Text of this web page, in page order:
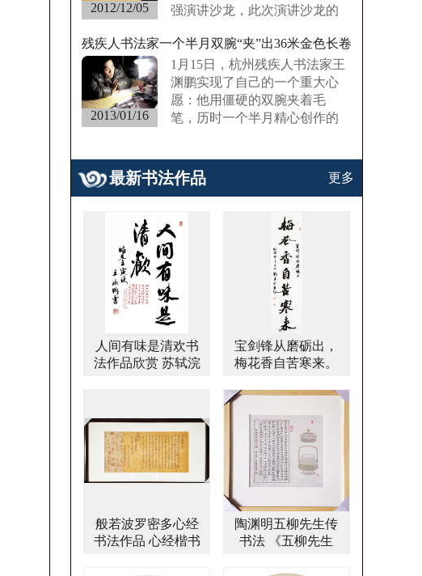
2012/12/05
强演讲沙龙，此次演讲沙龙的
残疾人书法家一个半月双腕“夹”出36米金色长卷
2013/01/16
1月15日，杭州残疾人书法家王
渊鹏实现了自己的一个重大心
愿：他用僵硬的双腕夹着毛
笔，历时一个半月精心创作的
更多
最新书法作品
人间有味是清欢书
法作品欣赏 苏轼浣
宝剑锋从磨砺出，
梅花香自苦寒来。
般若波罗密多心经
书法作品 心经楷书
陶渊明五柳先生传
书法 《五柳先生